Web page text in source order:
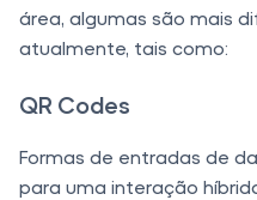
área, algumas são mais
atualmente, tais como:
QR Codes
Formas de entradas de
para uma interação